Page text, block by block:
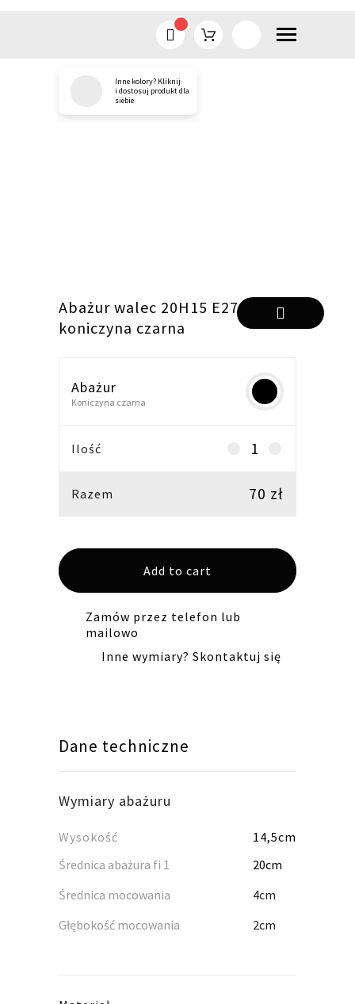
Inne kolory? Kliknij
i dostosuj produkt dla
siebie
Abażur walec 20H15 E27-
koniczyna czarna
Abażur
Koniczyna czarna
Ilość
Abażur
20H15
czarna
Razem 70 zł
Add to cart
Zamów przez telefon lub
mailowo
Inne wymiary? Skontaktuj się
Dane techniczne
Wymiary abażuru
Wysokość
14,5cm
Średnica abażura fi 1
20cm
Średnica mocowania
4cm
Głębokość mocowania
2cm